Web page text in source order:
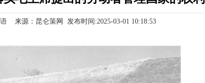
来源：昆仑策网 发布时间:2025-03-01 10:18:53